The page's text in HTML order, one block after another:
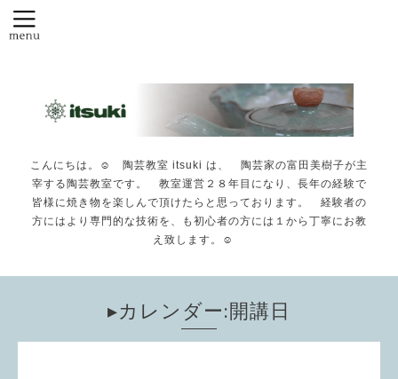
こんにちは。☺️ 陶芸教室 itsuki は、 陶芸家の富田美樹子が主
宰する陶芸教室です。 教室運営２８年目になり、長年の経験で
皆様に焼き物を楽しんで頂けたらと思っております。 経験者の
方にはより専門的な技術を、も初心者の方には１から丁寧にお教
え致します。☺️
▸カレンダー:開講日